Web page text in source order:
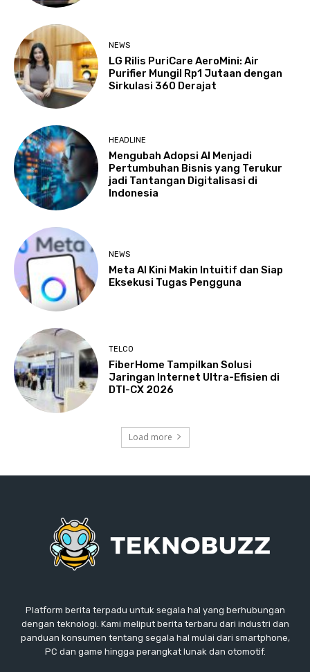
NEWS
LG Rilis PuriCare AeroMini: Air
Purifier Mungil Rp1 Jutaan dengan
Sirkulasi 360 Derajat
HEADLINE
Mengubah Adopsi AI Menjadi
Pertumbuhan Bisnis yang Terukur
jadi Tantangan Digitalisasi di
Indonesia
NEWS
Meta AI Kini Makin Intuitif dan Siap
Eksekusi Tugas Pengguna
TELCO
FiberHome Tampilkan Solusi
Jaringan Internet Ultra-Efisien di
DTI-CX 2026
Load more
Platform berita terpadu untuk segala hal yang berhubungan
dengan teknologi. Kami meliput berita terbaru dari industri dan
panduan konsumen tentang segala hal mulai dari smartphone,
PC dan game hingga perangkat lunak dan otomotif.